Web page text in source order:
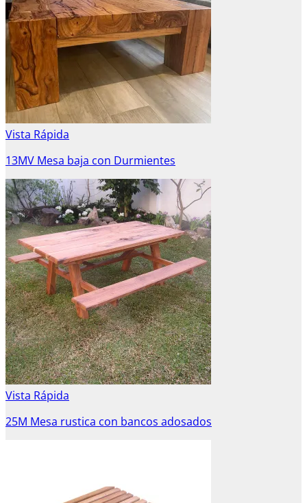
Vista Rápida
13MV Mesa baja con Durmientes
Vista Rápida
25M Mesa rustica con bancos adosados